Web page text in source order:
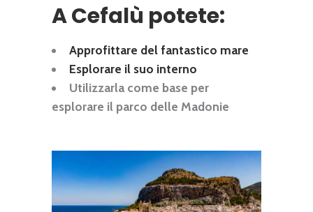
A Cefalù potete:
Approfittare del fantastico mare
Esplorare il suo interno
Utilizzarla come base per
esplorare il parco delle Madonie